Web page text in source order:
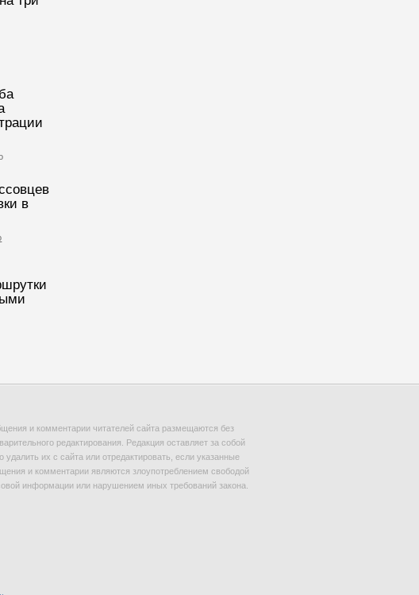
в
и комментарии читателей сайта размещаются без
редактирования. Редакция оставляет за собой
удалить их с сайта или отредактировать, если указанные
и комментарии являются злоупотреблением свободой
информации или нарушением иных требований закона.